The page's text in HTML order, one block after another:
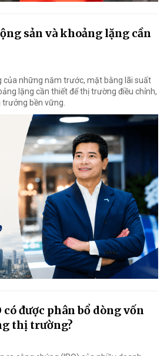
sản và khoảng lặng cần
của những năm trước, mặt bằng lãi suất
lặng cần thiết để thị trường điều chỉnh,
bền vững.
có được phân bổ dòng vốn
thị trường?